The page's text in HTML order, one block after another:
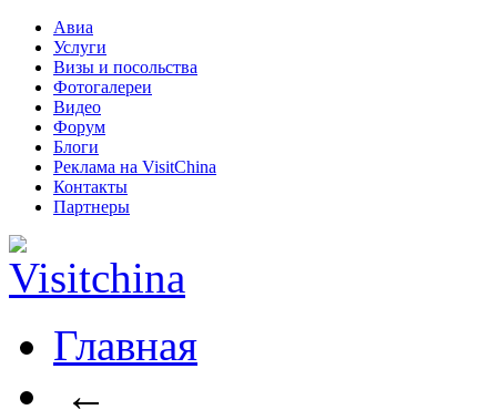
Авиа
Услуги
Визы и посольства
Фотогалереи
Видео
Форум
Блоги
Реклама на VisitChina
Контакты
Партнеры
Главная
←